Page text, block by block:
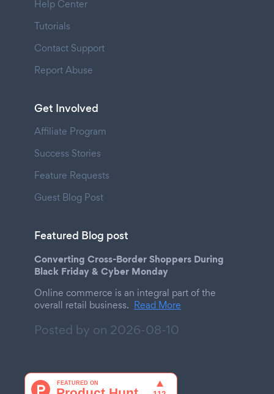
Help Center
Tutorials
Contact Support
Report Abuse
Get Involved
Affiliate Program
Success Stories
Feature Requests
Guest Blog Post
Featured Blog post
Converting Cross-Border Shoppers During
Black Friday & Cyber Monday
Online commerce is an integral part of the
overall retail business. Read More
Posted by on 2026-08-10